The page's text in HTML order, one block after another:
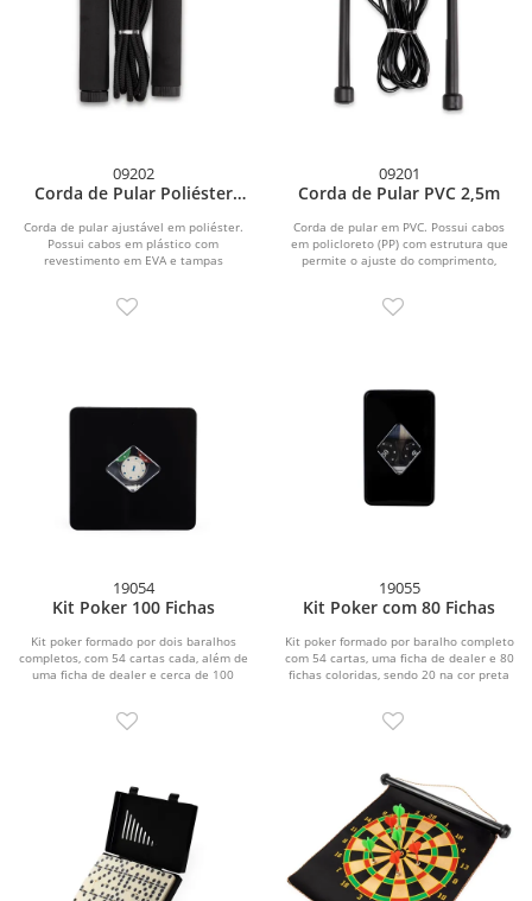
09202
Corda de Pular Poliéster
Corda de pular ajustável em poliéster.
Possui cabos em plástico com
revestimento em EVA e tampas
09201
Corda de Pular PVC 2,5m
Corda de pular em PVC. Possui cabos
em policloreto (PP) com estrutura que
permite o ajuste do comprimento,
19054
Kit Poker 100 Fichas
Kit poker formado por dois baralhos
completos, com 54 cartas cada, além de
uma ficha de dealer e cerca de 100
19055
Kit Poker com 80 Fichas
Kit poker formado por baralho completo
com 54 cartas, uma ficha de dealer e 80
fichas coloridas, sendo 20 na cor preta